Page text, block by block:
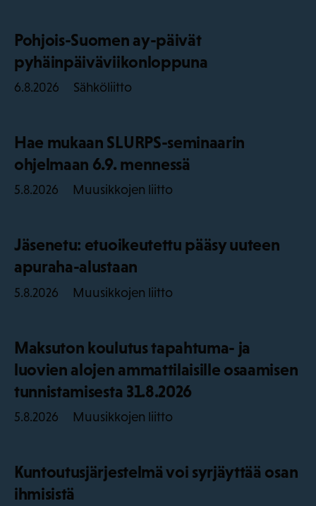
Pohjois-Suomen ay-päivät
pyhäinpäiväviikonloppuna
6.8.2026 Sähköliitto
Hae mukaan SLURPS-seminaarin
ohjelmaan 6.9. mennessä
5.8.2026 Muusikkojen liitto
Jäsenetu: etuoikeutettu pääsy uuteen
apuraha-alustaan
5.8.2026 Muusikkojen liitto
Maksuton koulutus tapahtuma- ja
luovien alojen ammattilaisille osaamisen
tunnistamisesta 31.8.2026
5.8.2026 Muusikkojen liitto
Kuntoutusjärjestelmä voi syrjäyttää osan
ihmisistä